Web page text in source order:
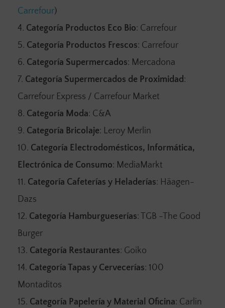
Carrefour)
Categoría Productos Eco Bio: Carrefour
Categoría Productos Frescos: Carrefour
Categoría Supermercados: Mercadona
Categoría Supermercados de Proximidad:
Carrefour Express / Carrefour Market
Categoría Moda: C&A
Categoría Bricolaje: Leroy Merlin
Categoría Electrodomésticos, Informática,
Electrónica de Consumo: MediaMarkt
Categoría Cafeterías y Heladerías: Häagen-
Dazs
Categoría Hamburgueserías: TGB -The Good
Burger
Categoría Restaurantes: Goiko
Categoría Tapas y Cervecerías: 100
Montaditos
Categoría Papelería y Material Oficina: Carlin